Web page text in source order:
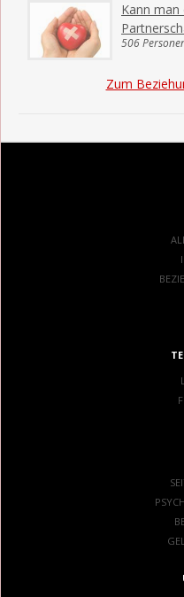
Kann
506
Zum